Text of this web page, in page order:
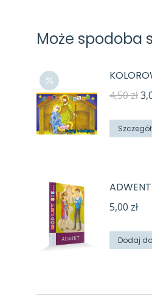
Może spodoba
4,50zł
ADWENT
5,00 zł
Dodaj